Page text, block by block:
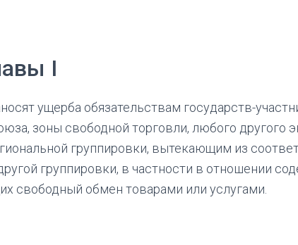
I
ущерба обязательствам государств-
зоны свободной торговли, любого другого
группировки, вытекающим из
группировки, в частности в отношении
свободный обмен товарами или услугами.